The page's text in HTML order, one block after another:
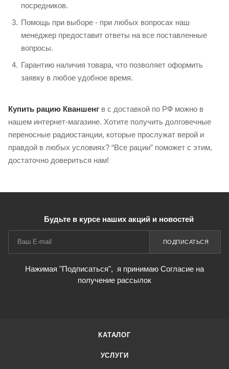
посредников.
Помощь при выборе - при любых вопросах наш
менеджер предоставит ответы на все поставленные
вопросы.
Гарантию наличия товара, что позволяет оформить
заявку в любое удобное время.
Купить рацию Кваншенг в с доставкой по РФ можно в
нашем интернет-магазине. Хотите получить долговечные
переносные радиостанции, которые прослужат верой и
правдой в любых условиях? “Все рации” поможет с этим,
достаточно довериться нам!
Будьте в курсе наших акций и новостей
ПОДПИСАТЬСЯ
Нажимая "Подписаться", я принимаю Согласие на
получение рассылок
КАТАЛОГ
УСЛУГИ